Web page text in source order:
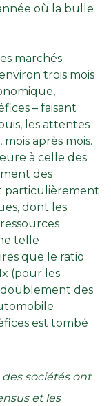
où la bulle
marchés
trois mois
– faisant
les attentes
après mois.
à celle des
des
particulièrement
dont les
telle
que le ratio
(pour les
des
est tombé
sociétés ont
et les